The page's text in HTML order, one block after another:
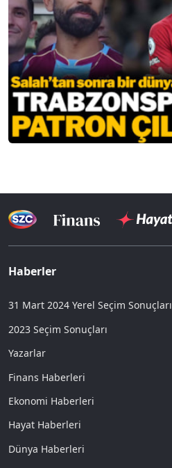
Haberler
31 Mart 2024 Yerel Seçim Sonuçları
2023 Seçim Sonuçları
Yazarlar
Finans Haberleri
Ekonomi Haberleri
Hayat Haberleri
Dünya Haberleri